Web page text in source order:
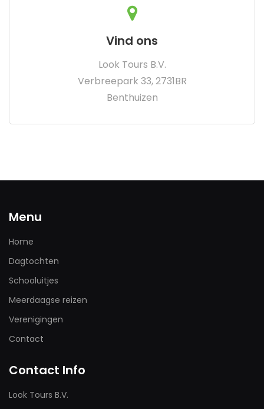
Vind ons
Look Tours B.V.
Verbreepark 33, 2731BR
Benthuizen
Menu
Home
Dagtochten
Schooluitjes
Meerdaagse reizen
Verenigingen
Contact
Contact Info
Look Tours B.V.